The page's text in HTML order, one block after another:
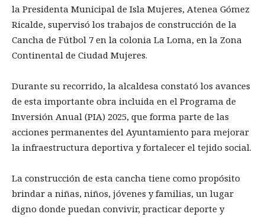
la Presidenta Municipal de Isla Mujeres, Atenea Gómez
Ricalde, supervisó los trabajos de construcción de la
Cancha de Fútbol 7 en la colonia La Loma, en la Zona
Continental de Ciudad Mujeres.
Durante su recorrido, la alcaldesa constató los avances
de esta importante obra incluida en el Programa de
Inversión Anual (PIA) 2025, que forma parte de las
acciones permanentes del Ayuntamiento para mejorar
la infraestructura deportiva y fortalecer el tejido social.
La construcción de esta cancha tiene como propósito
brindar a niñas, niños, jóvenes y familias, un lugar
digno donde puedan convivir, practicar deporte y